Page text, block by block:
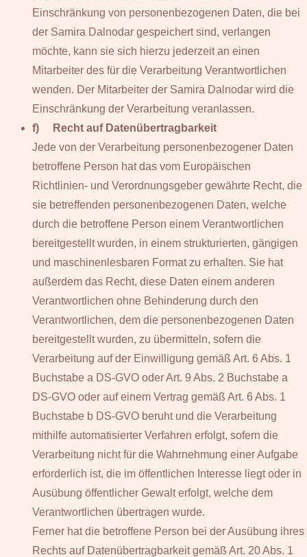
Einschränkung von personenbezogenen Daten, die bei
der Samira Dalnodar gespeichert sind, verlangen
möchte, kann sie sich hierzu jederzeit an einen
Mitarbeiter des für die Verarbeitung Verantwortlichen
wenden. Der Mitarbeiter der Samira Dalnodar wird die
Einschränkung der Verarbeitung veranlassen.
f) Recht auf Datenübertragbarkeit
Jede von der Verarbeitung personenbezogener Daten
betroffene Person hat das vom Europäischen
Richtlinien- und Verordnungsgeber gewährte Recht, die
sie betreffenden personenbezogenen Daten, welche
durch die betroffene Person einem Verantwortlichen
bereitgestellt wurden, in einem strukturierten, gängigen
und maschinenlesbaren Format zu erhalten. Sie hat
außerdem das Recht, diese Daten einem anderen
Verantwortlichen ohne Behinderung durch den
Verantwortlichen, dem die personenbezogenen Daten
bereitgestellt wurden, zu übermitteln, sofern die
Verarbeitung auf der Einwilligung gemäß Art. 6 Abs. 1
Buchstabe a DS-GVO oder Art. 9 Abs. 2 Buchstabe a
DS-GVO oder auf einem Vertrag gemäß Art. 6 Abs. 1
Buchstabe b DS-GVO beruht und die Verarbeitung
mithilfe automatisierter Verfahren erfolgt, sofern die
Verarbeitung nicht für die Wahrnehmung einer Aufgabe
erforderlich ist, die im öffentlichen Interesse liegt oder in
Ausübung öffentlicher Gewalt erfolgt, welche dem
Verantwortlichen übertragen wurde.
Ferner hat die betroffene Person bei der Ausübung ihres
Rechts auf Datenübertragbarkeit gemäß Art. 20 Abs. 1